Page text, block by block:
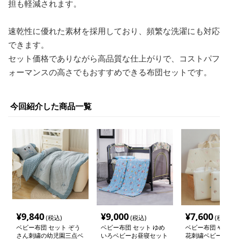
担も軽減されます。
速乾性に優れた素材を採用しており、頻繁な洗濯にも対応
できます。
セット価格でありながら高品質な仕上がりで、コストパフ
ォーマンスの高さでもおすすめできる布団セットです。
今回紹介した商品一覧
¥9,840(税込)
ベビー布団 セット ぞう
さん刺繍の幼児園三点ベ
¥9,000(税込)
ベビー布団 セット ゆめ
いろベビーお昼寝セット
¥7,600(税
ベビー布団 や
花刺繍ベビー